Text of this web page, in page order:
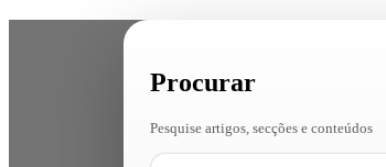
Procurar
Pesquise artigos, secções e conteúdos